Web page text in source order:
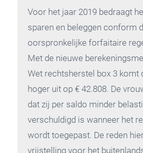
Voor het jaar 2019 bedraagt
sparen en beleggen conform
oorspronkelijke forfaitaire
Met de nieuwe
Wet rechtsherstel box 3 komt
hoger uit op € 42.808. De
dat zij per saldo minder
verschuldigd is wanneer het
wordt toegepast. De reden
vrijstelling voor het